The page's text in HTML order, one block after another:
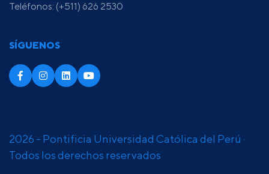
Teléfonos: (+511) 626 2530
SÍGUENOS
2026 - Pontificia Universidad Católica del Perú ·
Todos los derechos reservados